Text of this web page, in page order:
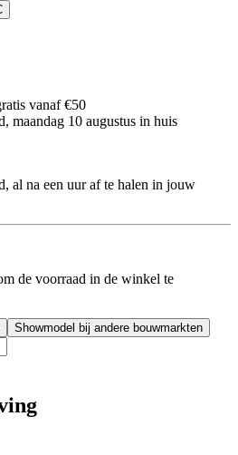
vanaf €50
maandag 10 augustus in huis
al na een uur af te halen in jouw
de voorraad in de winkel te
Showmodel bij andere bouwmarkten